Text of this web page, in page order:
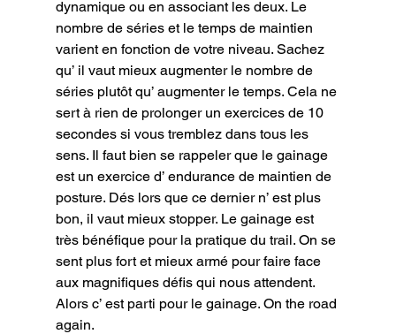
dynamique ou en associant les deux. Le
nombre de séries et le temps de maintien
varient en fonction de votre niveau. Sachez
qu’ il vaut mieux augmenter le nombre de
séries plutôt qu’ augmenter le temps. Cela ne
sert à rien de prolonger un exercices de 10
secondes si vous tremblez dans tous les
sens. Il faut bien se rappeler que le gainage
est un exercice d’ endurance de maintien de
posture. Dés lors que ce dernier n’ est plus
bon, il vaut mieux stopper. Le gainage est
très bénéfique pour la pratique du trail. On se
sent plus fort et mieux armé pour faire face
aux magnifiques défis qui nous attendent.
Alors c’ est parti pour le gainage. On the road
again.